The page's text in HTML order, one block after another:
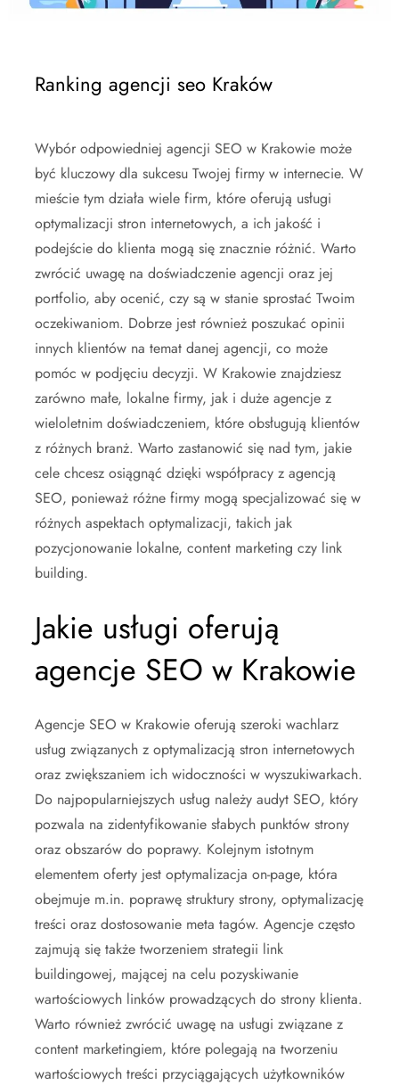
Ranking agencji seo Kraków
Wybór odpowiedniej agencji SEO w Krakowie może
być kluczowy dla sukcesu Twojej firmy w internecie. W
mieście tym działa wiele firm, które oferują usługi
optymalizacji stron internetowych, a ich jakość i
podejście do klienta mogą się znacznie różnić. Warto
zwrócić uwagę na doświadczenie agencji oraz jej
portfolio, aby ocenić, czy są w stanie sprostać Twoim
oczekiwaniom. Dobrze jest również poszukać opinii
innych klientów na temat danej agencji, co może
pomóc w podjęciu decyzji. W Krakowie znajdziesz
zarówno małe, lokalne firmy, jak i duże agencje z
wieloletnim doświadczeniem, które obsługują klientów
z różnych branż. Warto zastanowić się nad tym, jakie
cele chcesz osiągnąć dzięki współpracy z agencją
SEO, ponieważ różne firmy mogą specjalizować się w
różnych aspektach optymalizacji, takich jak
pozycjonowanie lokalne, content marketing czy link
building.
Jakie usługi oferują
agencje SEO w Krakowie
Agencje SEO w Krakowie oferują szeroki wachlarz
usług związanych z optymalizacją stron internetowych
oraz zwiększaniem ich widoczności w wyszukiwarkach.
Do najpopularniejszych usług należy audyt SEO, który
pozwala na zidentyfikowanie słabych punktów strony
oraz obszarów do poprawy. Kolejnym istotnym
elementem oferty jest optymalizacja on-page, która
obejmuje m.in. poprawę struktury strony, optymalizację
treści oraz dostosowanie meta tagów. Agencje często
zajmują się także tworzeniem strategii link
buildingowej, mającej na celu pozyskiwanie
wartościowych linków prowadzących do strony klienta.
Warto również zwrócić uwagę na usługi związane z
content marketingiem, które polegają na tworzeniu
wartościowych treści przyciągających użytkowników